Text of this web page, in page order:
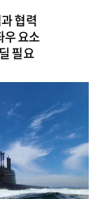
협력
요소
필요